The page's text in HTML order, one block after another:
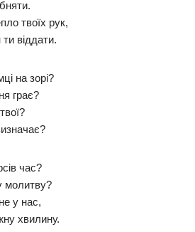
твоїх рук,
віддати.
на зорі?
грає?
час?
молитву?
у нас,
хвилину.